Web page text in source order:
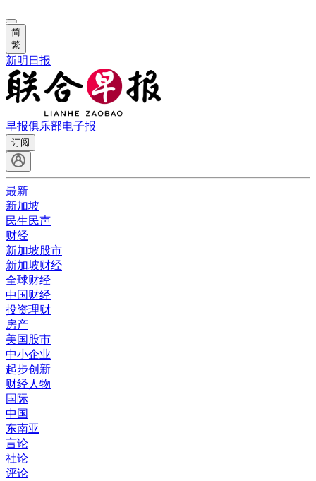
简
繁
新明日报
早报俱乐部电子报
订阅
最新
新加坡
民生民声
财经
新加坡股市
新加坡财经
全球财经
中国财经
投资理财
房产
美国股市
中小企业
起步创新
财经人物
国际
中国
东南亚
言论
社论
评论